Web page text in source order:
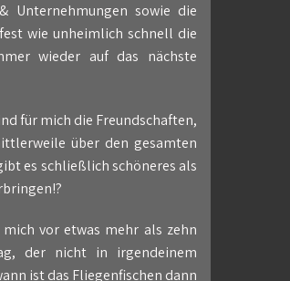
Unternehmungen sowie die
wie unheimlich schnell die
wieder auf das nächste
für mich die Freundschaften,
über den gesamten
es schließlich schöneres als
vor etwas mehr als zehn
der nicht in irgendeinem
ist das Fliegenfischen dann